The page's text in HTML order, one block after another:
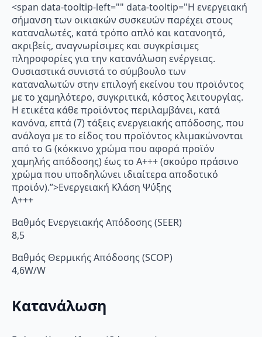
<span data-tooltip-left="" data-tooltip="Η ενεργειακή
σήμανση των οικιακών συσκευών παρέχει στους
καταναλωτές, κατά τρόπο απλό και κατανοητό,
ακριβείς, αναγνωρίσιμες και συγκρίσιμες
πληροφορίες για την κατανάλωση ενέργειας.
Ουσιαστικά συνιστά το σύμβουλο των
καταναλωτών στην επιλογή εκείνου του προϊόντος
με το χαμηλότερο, συγκριτικά, κόστος λειτουργίας.
Η ετικέτα κάθε προϊόντος περιλαμβάνει, κατά
κανόνα, επτά (7) τάξεις ενεργειακής απόδοσης, που
ανάλογα με το είδος του προϊόντος κλιμακώνονται
από το G (κόκκινο χρώμα που αφορά προϊόν
χαμηλής απόδοσης) έως το Α+++ (σκούρο πράσινο
χρώμα που υποδηλώνει ιδιαίτερα αποδοτικό
προϊόν).”>Ενεργειακή Κλάση Ψύξης
A+++
Βαθμός Ενεργειακής Απόδοσης (SEER)
8,5
Βαθμός Θερμικής Απόδοσης (SCOP)
4,6W/W
Κατανάλωση